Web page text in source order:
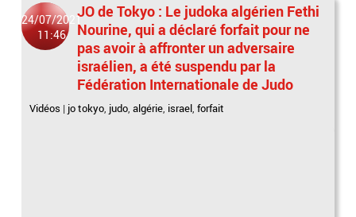
24/07/2021
11:46
JO de Tokyo : Le judoka algérien Fethi
Nourine, qui a déclaré forfait pour ne
pas avoir à affronter un adversaire
israélien, a été suspendu par la
Fédération Internationale de Judo
Vidéos | jo tokyo, judo,algérie, israel,forfait